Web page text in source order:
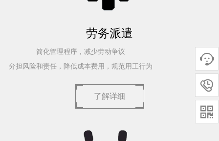
劳务派遣
简化管理程序，减少劳动争议
分担风险和责任，降低成本费用，规范用工行为
了解详细


